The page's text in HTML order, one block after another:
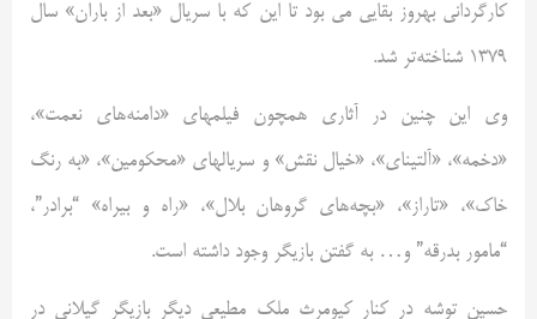
کارگردانی بهروز بقایی می بود تا این که با سریال «بعد از باران» سال
1379 شناخته‌تر شد.
وی این چنین در آثاری همچون فیلمهای «دامنه‌های نعمت»،
«دخمه»، «آلتینای»، «خیال نقش» و سریالهای «محکومین»، «به رنگ
خاک»، «تاراز»، «بچه‌های گروهان بلال»، «راه و بیراه» “برادر”،
“مامور بدرقه” و… به گفتن بازیگر وجود داشته است.
حسین توشه در کنار کیومرث ملک مطیعی دیگر بازیگر گیلانی در